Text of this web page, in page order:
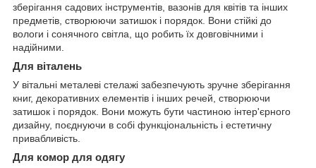
зберігання садових інструментів, вазонів для квітів та інших
предметів, створюючи затишок і порядок. Вони стійкі до
вологи і сонячного світла, що робить їх довговічними і
надійними.
Для віталень
У вітальні металеві стелажі забезпечують зручне зберігання
книг, декоративних елементів і інших речей, створюючи
затишок і порядок. Вони можуть бути частиною інтер'єрного
дизайну, поєднуючи в собі функціональність і естетичну
привабливість.
Для комор для одягу